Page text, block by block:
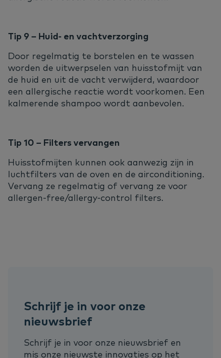
Tip 9 – Huid- en vachtverzorging
Door regelmatig te borstelen en te wassen
worden de uitwerpselen van huisstofmijt van
de huid en uit de vacht verwijderd, waardoor
een allergische reactie wordt voorkomen. Een
kalmerende shampoo wordt aanbevolen.
Tip 10 – Filters vervangen
Huisstofmijten kunnen ook aanwezig zijn in
luchtfilters van de oven en de airconditioning.
Vervang ze regelmatig of vervang ze voor
allergen-free/allergy-control filters.
Schrijf je in voor onze
nieuwsbrief
Schrijf je in voor onze nieuwsbrief en
mis onze nieuwste innovaties op het